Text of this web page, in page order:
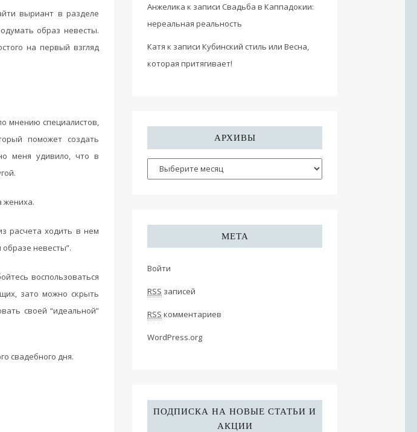
выриант в разделе
образ невесты.
на первый взгляд
мнению специалистов,
поможет создать
меня удивило, что в
жениха.
расчета ходить в нем
невесты”.
воспользоваться
зато можно скрыть
своей “идеальной”
свадебного дня.
Анжелика к записи Свадьба в Каппадокии:
нереальная реальность
Катя к записи Кубинский стиль или Весна,
которая притягивает!
АРХИВЫ
МЕТА
Войти
RSS записей
RSS комментариев
WordPress.org
ПОДПИСКА НА НОВЫЕ СТАТЬИ И
АКЦИИ